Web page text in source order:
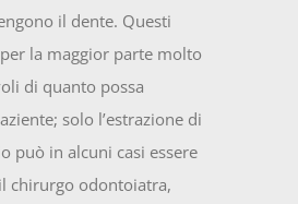
il dente. Questi
la maggior parte molto
di quanto possa
solo l’estrazione di
può in alcuni casi essere
chirurgo odontoiatra,